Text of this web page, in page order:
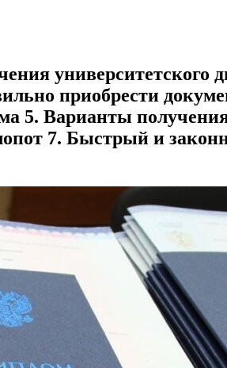
приобрести
5. Варианты
7. Быстрый и